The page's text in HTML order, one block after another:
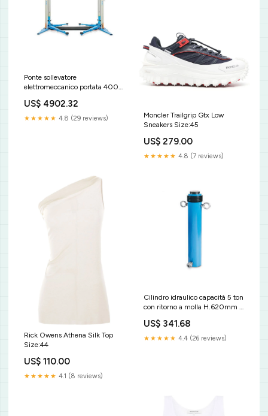
Ponte sollevatore
elettromeccanico portata 4000
a-tubo
US$ 4902.32
★★★★★ 4.8 (29 reviews)
Moncler Trailgrip Gtx Low
Sneakers Size:45
US$ 279.00
★★★★★ 4.8 (7 reviews)
Rick Owens Athena Silk Top
Size:44
US$ 110.00
★★★★★ 4.1 (8 reviews)
Cilindro idraulico capacità 5 ton
con ritorno a molla H.620mm -
riscontro--contafiletti--
spessimetri
US$ 341.68
★★★★★ 4.4 (26 reviews)